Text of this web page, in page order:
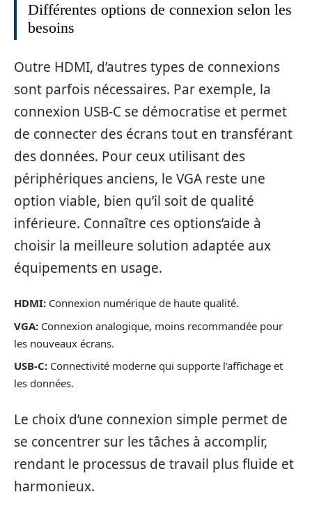
Différentes options de connexion selon les
besoins
Outre HDMI, d’autres types de connexions
sont parfois nécessaires. Par exemple, la
connexion USB-C se démocratise et permet
de connecter des écrans tout en transférant
des données. Pour ceux utilisant des
périphériques anciens, le VGA reste une
option viable, bien qu’il soit de qualité
inférieure. Connaître ces options’aide à
choisir la meilleure solution adaptée aux
équipements en usage.
HDMI: Connexion numérique de haute qualité.
VGA: Connexion analogique, moins recommandée pour
les nouveaux écrans.
USB-C: Connectivité moderne qui supporte l’affichage et
les données.
Le choix d’une connexion simple permet de
se concentrer sur les tâches à accomplir,
rendant le processus de travail plus fluide et
harmonieux.